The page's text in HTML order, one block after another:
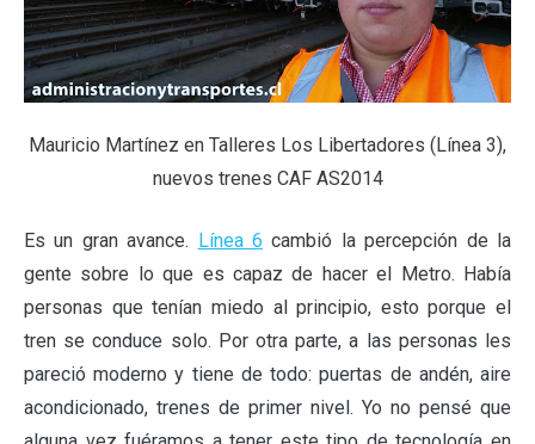
Mauricio Martínez en Talleres Los Libertadores (Línea 3),
nuevos trenes CAF AS2014
Es un gran avance. Línea 6 cambió la percepción de la
gente sobre lo que es capaz de hacer el Metro. Había
personas que tenían miedo al principio, esto porque el
tren se conduce solo. Por otra parte, a las personas les
pareció moderno y tiene de todo: puertas de andén, aire
acondicionado, trenes de primer nivel. Yo no pensé que